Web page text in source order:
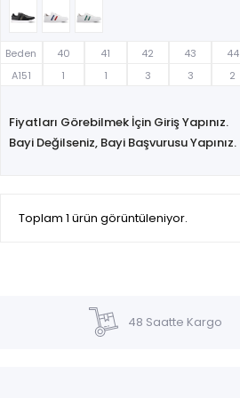
Beden 40 41 42 43 44
A151
1 1 3 3 2
Fiyatları Görebilmek İçin Giriş Yapınız.
Bayi Değilseniz, Bayi Başvurusu Yapınız.
Toplam 1 ürün görüntüleniyor.
48 Saatte Kargo